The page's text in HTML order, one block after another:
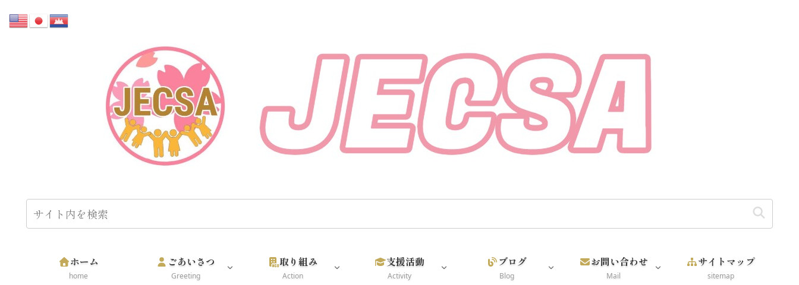
ホーム
home
ごあいさつ
Greeting
取り組み
Action
支援活動
Activity
ブログ
Blog
お問い合わせ
Mail
サイトマップ
sitemap